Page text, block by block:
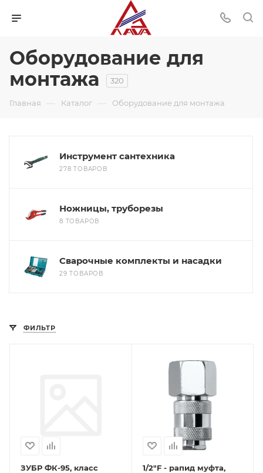
Оборудование для
монтажа
320
Главная — Каталог — Оборудование для монтажа
Инструмент сантехника
278 ТОВАРОВ
Ножницы, труборезы
8 ТОВАРОВ
Сварочные комплекты и насадки
29 ТОВАРОВ
ФИЛЬТР
ЗУБР ФК-95, класс
1/2"F - рапид муфта,